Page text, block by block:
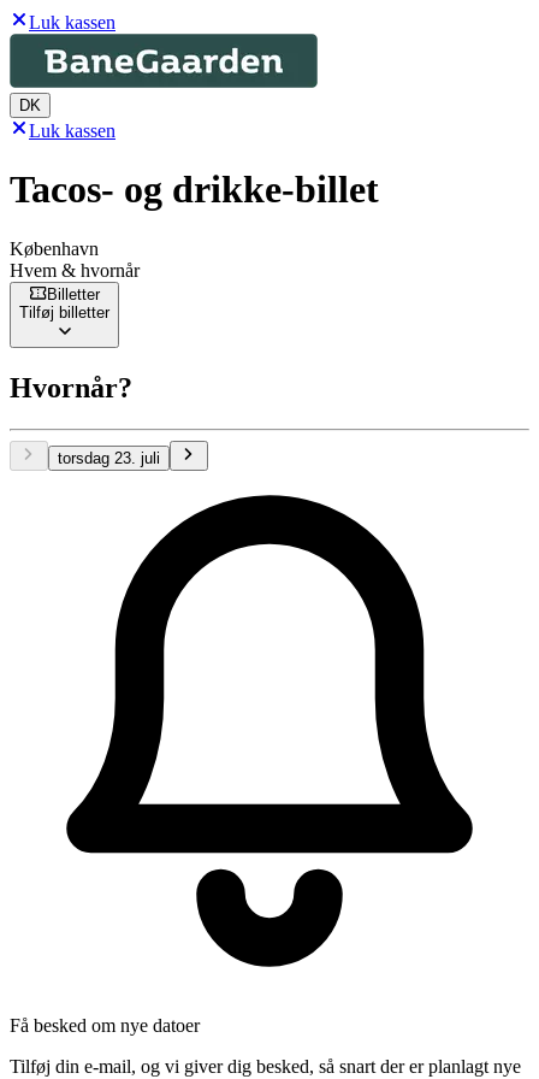
Luk kassen
DK
Luk kassen
Tacos- og drikke-billet
København
Hvem & hvornår
Billetter
Tilføj billetter
Hvornår?
torsdag 23. juli
Få besked om nye datoer
Tilføj din e-mail, og vi giver dig besked, så snart der er planlagt nye